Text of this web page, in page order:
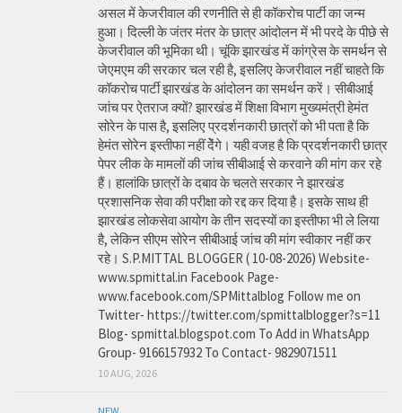
असल में केजरीवाल की रणनीति से ही कॉकरोच पार्टी का जन्म
हुआ। दिल्ली के जंतर मंतर के छात्र आंदोलन में भी परदे के पीछे से
केजरीवाल की भूमिका थी। चूंकि झारखंड में कांग्रेस के समर्थन से
जेएमएम की सरकार चल रही है, इसलिए केजरीवाल नहीं चाहते कि
कॉकरोच पार्टी झारखंड के आंदोलन का समर्थन करें। सीबीआई
जांच पर ऐतराज क्यों? झारखंड में शिक्षा विभाग मुख्यमंत्री हेमंत
सोरेन के पास है, इसलिए प्रदर्शनकारी छात्रों को भी पता है कि
हेमंत सोरेन इस्तीफा नहीं देेंगे। यही वजह है कि प्रदर्शनकारी छात्र
पेपर लीक के मामलों की जांच सीबीआई से करवाने की मांग कर रहे
हैं। हालांकि छात्रों के दबाव के चलते सरकार ने झारखंड
प्रशासनिक सेवा की परीक्षा को रद्द कर दिया है। इसके साथ ही
झारखंड लोकसेवा आयोग के तीन सदस्यों का इस्तीफा भी ले लिया
है, लेकिन सीएम सोरेन सीबीआई जांच की मांग स्वीकार नहीं कर
रहे। S.P.MITTAL BLOGGER ( 10-08-2026) Website-
www.spmittal.in Facebook Page-
www.facebook.com/SPMittalblog Follow me on
Twitter- https://twitter.com/spmittalblogger?s=11
Blog- spmittal.blogspot.com To Add in WhatsApp
Group- 9166157932 To Contact- 9829071511
10 AUG, 2026